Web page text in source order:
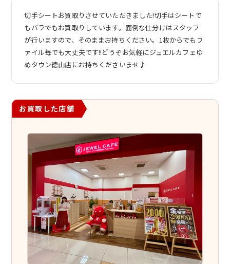
切手シートお買取りさせていただきました!切手はシートで
もバラでもお買取りしています。面倒な仕分けはスタッフ
が行いますので、そのままお持ちください。1枚からでもフ
ァイル毎でも大丈夫です!!どうぞお気軽にジュエルカフェゆ
めタウン徳山店にお持ちくださいませ♪
お買取した店舗